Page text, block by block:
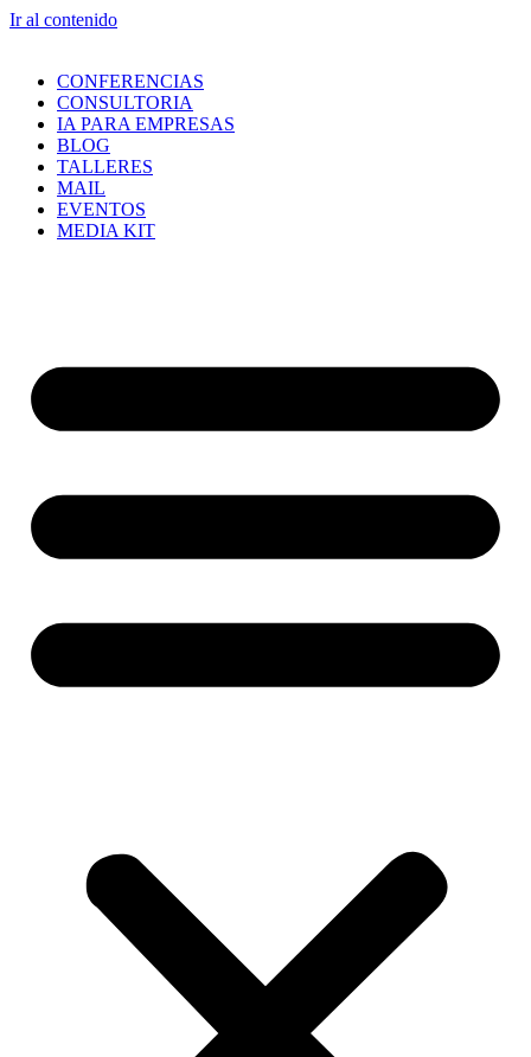
Ir al contenido
CONFERENCIAS
CONSULTORIA
IA PARA EMPRESAS
BLOG
TALLERES
MAIL
EVENTOS
MEDIA KIT